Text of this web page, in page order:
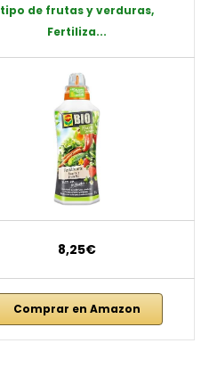
tipo de frutas y verduras,
Fertiliza...
8,25€
Comprar en Amazon